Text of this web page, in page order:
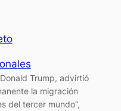
Trump, advirtió
la migración
del tercer mundo”,